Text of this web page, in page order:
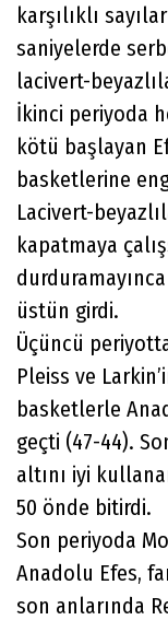
karşılıklı
saniyelerde
lacivert-
İkinci periyoda
kötü başlayan
basketlerine
Lacivert-
kapatmaya
üstün girdi.
Üçüncü
Pleiss ve
basketlerle
geçti (47-44).
altını iyi
50 önde bitirdi.
Son periyoda
Anadolu Efes,
son anlarında